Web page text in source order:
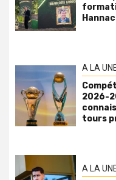
A LA
2026-
tours
A LA